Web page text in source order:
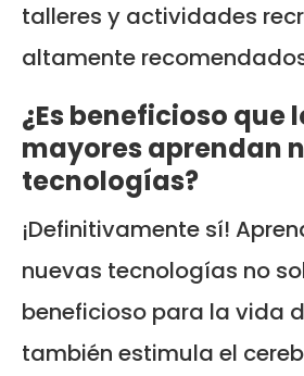
talleres y actividades
altamente
¿Es beneficioso que
mayores aprendan
tecnologías?
¡Definitivamente sí!
nuevas tecnologías no
beneficioso para la vida
también estimula el